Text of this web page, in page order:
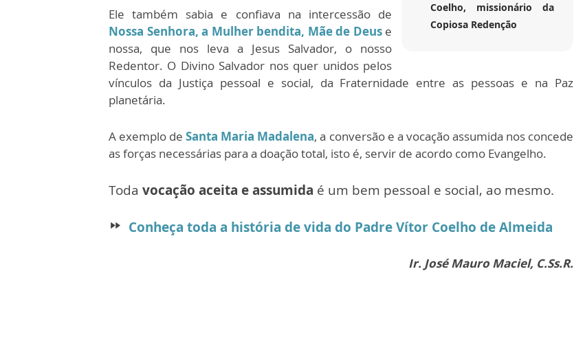
Coelho, missionário da
Copiosa Redenção
Ele também sabia e confiava na intercessão de
Nossa Senhora, a Mulher bendita, Mãe de Deuse
nossa, que nos leva a Jesus Salvador, o nosso
Redentor. O Divino Salvador nos quer unidos pelos
vínculos da Justiça pessoal e social, da Fraternidade entre as pessoas e na Paz
planetária.
A exemplo de Santa Maria Madalena, a conversão e a vocação assumida nos concede
as forças necessárias para a doação total, isto é, servir de acordo como Evangelho.
Toda vocação aceita e assumida é um bem pessoal e social, ao mesmo.
fast_forward Conheça toda a história de vida do Padre Vítor Coelho de Almeida
Ir. José Mauro Maciel, C.Ss.R.